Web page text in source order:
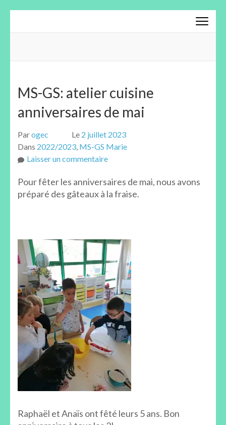
MS-GS: atelier cuisine
anniversaires de mai
Parogec Le 2 juillet 2023
Dans 2022/2023, MS-GS Marie
Laisser un commentairesur
GS:
atelier
mai
Pour fêter les anniversaires de mai, nous avons
préparé des gâteaux à la fraise.
Raphaël et Anaïs ont fêté leurs 5 ans. Bon